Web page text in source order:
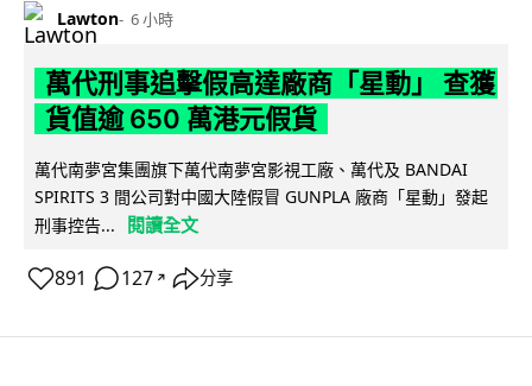
Lawton 6 小時
萬代刑事追擊假高達廠商「星動」 查獲
貨值逾 650 萬港元假貨
萬代南夢宮集團旗下萬代南夢宮影視工廠、萬代及 BANDAI
SPIRITS 3 間公司對中國大陸假冒 GUNPLA 廠商「星動」發起
刑事控告...
閱讀全文
891 127 ↗ 分享